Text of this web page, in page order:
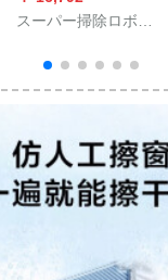
スーパー掃除ロボッ
機で、三合一体機の
ピアが黒くて、星米
ます。